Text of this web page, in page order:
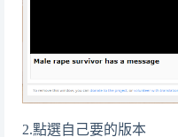
2.點選自己要的版本